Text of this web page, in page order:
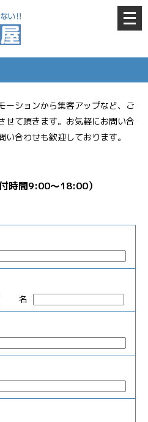
メ
ニ
ー
く
ーションから集客アップなど、ご
せて頂きます。お気軽にお問い合
合わせも歓迎しております。
付時間9:00〜18:00）
名